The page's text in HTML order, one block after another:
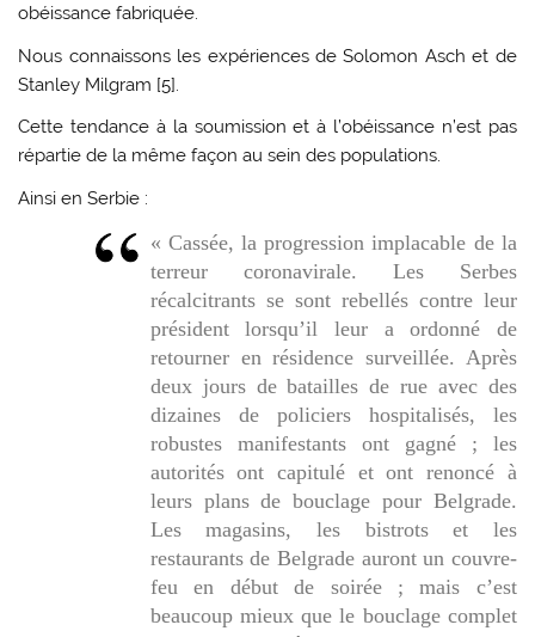
obéissance fabriquée.
Nous connaissons les expériences de Solomon Asch et de
Stanley Milgram [5].
Cette tendance à la soumission et à l’obéissance n’est pas
répartie de la même façon au sein des populations.
Ainsi en Serbie :
« Cassée, la progression implacable de la
terreur coronavirale. Les Serbes
récalcitrants se sont rebellés contre leur
président lorsqu’il leur a ordonné de
retourner en résidence surveillée. Après
deux jours de batailles de rue avec des
dizaines de policiers hospitalisés, les
robustes manifestants ont gagné ; les
autorités ont capitulé et ont renoncé à
leurs plans de bouclage pour Belgrade.
Les magasins, les bistrots et les
restaurants de Belgrade auront un couvre-
feu en début de soirée ; mais c’est
beaucoup mieux que le bouclage complet